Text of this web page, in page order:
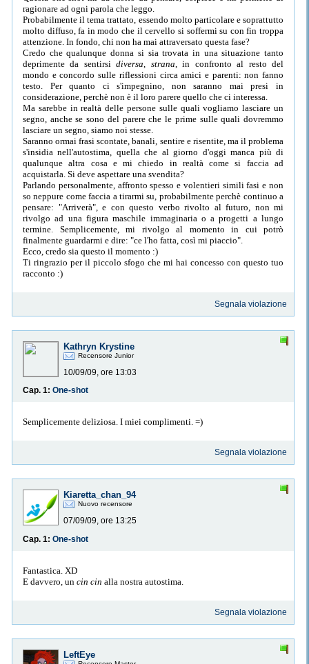
ragionare ad ogni parola che leggo.
Probabilmente il tema trattato, essendo molto particolare e soprattutto
molto diffuso, fa in modo che il cervello si soffermi su con fin troppa
attenzione. In fondo, chi non ha mai attraversato questa fase?
Credo che qualunque donna si sia trovata in una situazione tanto
deprimente da sentirsidiversa strana , in confronto al resto del
mondo e concordo sulle riflessioni circa amici e parenti: non fanno
testo. Per quanto ci s'impegnino, non saranno mai presi in
considerazione, perchè non è il loro parere quello che ci interessa.
Ma sarebbe in realtà delle persone sulle quali vogliamo lasciare un
segno, anche se sono del parere che le prime sulle quali dovremmo
lasciare un segno, siamo noi stesse.
Saranno ormai frasi scontate, banali, sentire e risentite, ma il problema
s'insidia nell'autostima, quella che al giorno d'oggi manca più di
qualunque altra cosa e mi chiedo in realtà come si faccia ad
acquistarla. Si deve aspettare una svendita?
Parlando personalmente, affronto spesso e volentieri simili fasi e non
so neppure come faccia a tirarmi su, probabilmente perchè continuo a
pensare: "Arriverà", e con questo verbo rivolto al futuro, non mi
rivolgo ad una figura maschile immaginaria o a progetti a lungo
termine. Semplicemente, mi rivolgo al momento in cui potrò
finalmente guardarmi e dire: "ce l'ho fatta, così mi piaccio".
Ecco, credo sia questo il momento :)
Ti ringrazio per il piccolo sfogo che mi hai concesso con questo tuo
racconto :)
Segnala violazione
Kathryn Krystine
Recensore Junior
10/09/09, ore 13:03
Cap. 1: One-shot
Semplicemente deliziosa. I miei complimenti. =)
Segnala violazione
Kiaretta_chan_94
Nuovo recensore
07/09/09, ore 13:25
Cap. 1: One-shot
Fantastica. XD
E davvero, un cin cin alla nostra autostima.
Segnala violazione
LeftEye